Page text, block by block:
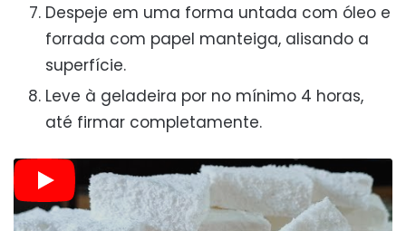
Despeje em uma forma untada com óleo e
forrada com papel manteiga, alisando a
superfície.
Leve à geladeira por no mínimo 4 horas,
até firmar completamente.